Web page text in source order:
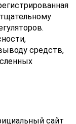
средств,
сайт